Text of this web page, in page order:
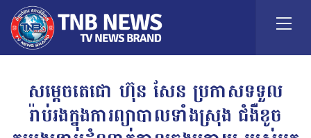
សម្តេចតេជោ ហ៊ុន សែន ប្រកាសទទួល
រ៉ាប់រងក្នុងការព្យាបាលទាំងស្រុង ជំងឺខូច